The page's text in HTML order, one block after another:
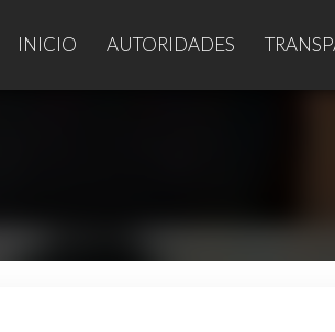
INICIO AUTORIDADES